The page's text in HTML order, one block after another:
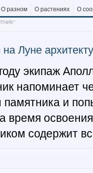
О разном О растениях
О
на Луне
экипаж
напоминает
и
время
содержит